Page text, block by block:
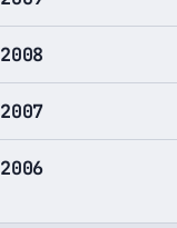
2008
2007
2006